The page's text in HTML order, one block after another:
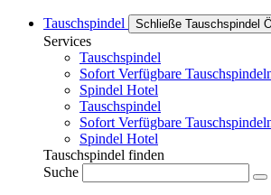
Tauschspindel Schließe Tauschspindel
Services
Tauschspindel
Sofort Verfügbare
Spindel Hotel
Tauschspindel
Sofort Verfügbare
Spindel Hotel
Tauschspindel finden
Suche